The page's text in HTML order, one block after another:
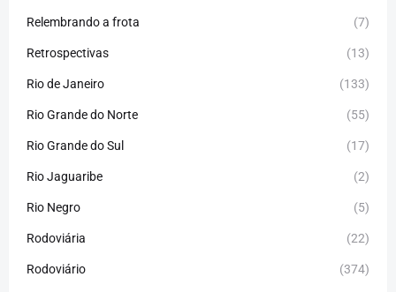
Relembrando a frota (7)
Retrospectivas (13)
Rio de Janeiro (133)
Rio Grande do Norte (55)
Rio Grande do Sul (17)
Rio Jaguaribe (2)
Rio Negro (5)
Rodoviária (22)
Rodoviário (374)